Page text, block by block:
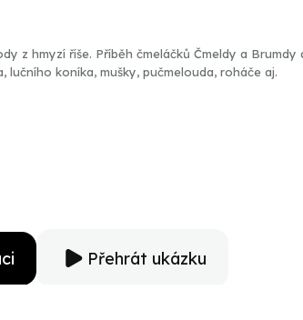
z hmyzí říše. Příběh čmeláčků Čmeldy a Brumdy
lučního koníka, mušky, pučmelouda, roháče aj.
Přehrát ukázku